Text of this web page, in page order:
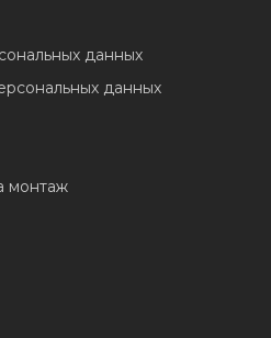
данных
данных
монтаж